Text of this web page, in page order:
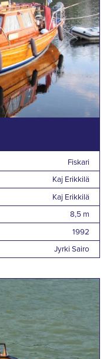
Fiskari
Kaj Erikkilä
Kaj Erikkilä
8,5 m
1992
Jyrki Sairo